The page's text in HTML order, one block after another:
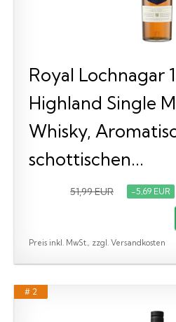
Royal Lochnagar
Highland Single
Whisky,
schottischen...
51,99 EUR −5,69 EUR
Preis inkl. MwSt., zzgl. Versandkosten
# 2